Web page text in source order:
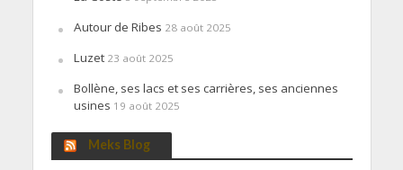
Autour de Ribes 28 août 2025
Luzet 23 août 2025
Bollène, ses lacs et ses carrières, ses anciennes
usines 19 août 2025
Meks Blog